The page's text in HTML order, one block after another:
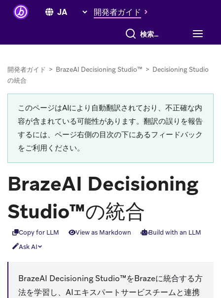
開発者ガイド
すべて検索
開発者ガイド > BrazeAI Decisioning Studio™ > Decisioning Studio
の統合
このページはAIにより自動翻訳されており、不正確な内
容が含まれている可能性があります。翻訳の誤りを報告
するには、ページ右側の目次の下にあるフィードバック
をご利用ください。
BrazeAI Decisioning
Studio™の統合
Copy for LLM View as Markdown
Build with an LLM
Ask AI
BrazeAI Decisioning Studio™をBrazeに統合する方
法を学習し、AIエキスパートサービスチームと連携